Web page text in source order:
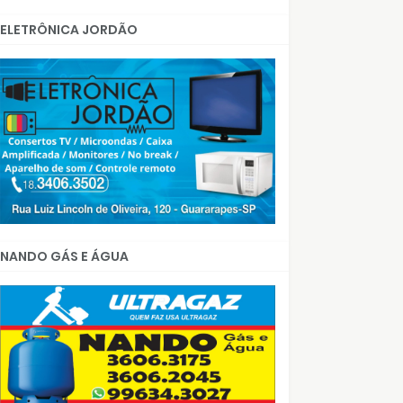
ELETRÔNICA JORDÃO
NANDO GÁS E ÁGUA